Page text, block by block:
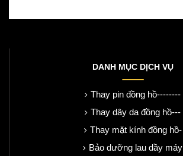
DANH MỤC DỊCH VỤ
Thay pin đồng hồ--------
Thay dây da đồng hồ---
Thay mặt kính đồng hồ-
Bảo dưỡng lau dầy máy